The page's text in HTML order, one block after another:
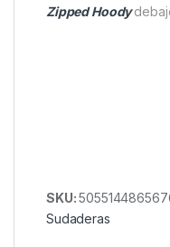
Consejo Pro : Usa
invierno con un